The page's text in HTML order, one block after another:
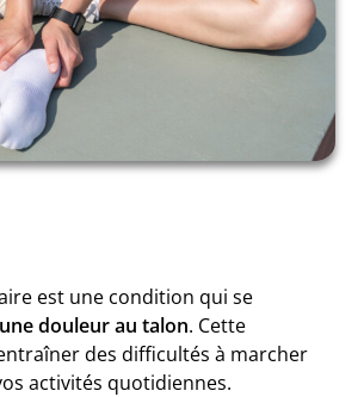
est une condition qui se
une douleur au talon. Cette
des difficultés à marcher
activités quotidiennes.